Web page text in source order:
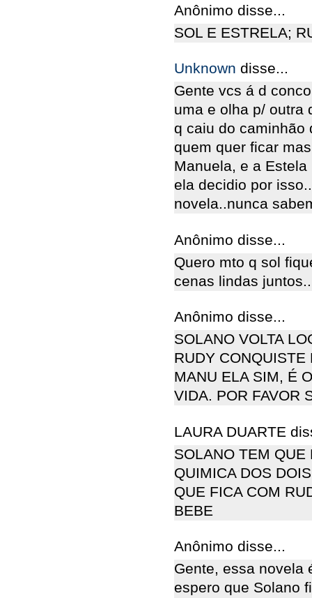
Anônimo disse...
SOL E ESTRELA;
Unknown disse...
Gente vcs á d
uma e olha p/ outra
q caiu do caminhão
quem quer ficar
Manuela, e a
ela decidio por
novela..nunca
Anônimo disse...
Quero mto q sol
cenas lindas
Anônimo disse...
SOLANO VOLTA
RUDY
MANU ELA SIM, É
VIDA. POR FAVOR
LAURA DUARTE
SOLANO TEM QUE
QUIMICA DOS
QUE FICA COM
BEBE
Anônimo disse...
Gente, essa novela
espero que Solano